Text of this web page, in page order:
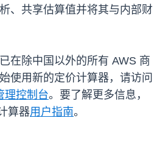
、共享估算值并将其与内部财
在除中国以外的所有 AWS 商
使用新的定价计算器，请访问
理控制台。要了解更多信息，
算器用户指南。